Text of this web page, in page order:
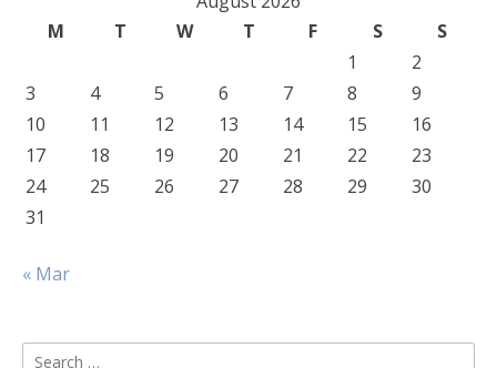
M
T W T F S
S
1
2
3
4 5 6 7 8
9
10
11 12 13 14 15
16
17
18 19 20 21 22
23
24
25 26 27 28 29
30
31
« Mar
Search